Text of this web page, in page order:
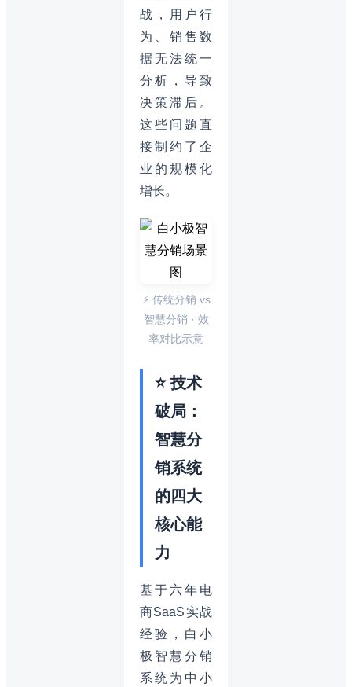
战，用户行
为、销售数
据无法统一
分析，导致
决策滞后。
这些问题直
接制约了企
业的规模化
增长。
⚡ 传统分销 vs
智慧分销 · 效
率对比示意
⭐ 技术
破局：
智慧分
销系统
的四大
核心能
力
基于六年电
商SaaS实战
经验，白小
极智慧分销
系统为中小